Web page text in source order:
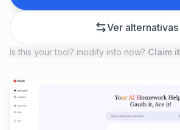
Ver alternativas
Is this your tool? modify info now? Claim